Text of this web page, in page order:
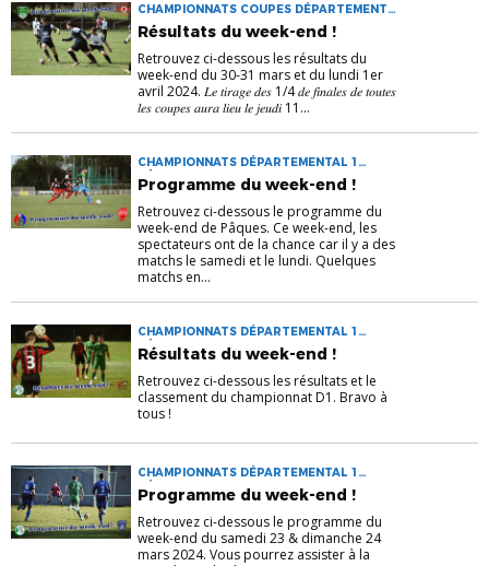
CHAMPIONNATS COUPES DÉPARTEMENTAL
1
Résultats du week-end !
Retrouvez ci-dessous les résultats du
week-end du 30-31 mars et du lundi 1er
avril 2024. 𝐿𝑒 𝑡𝑖𝑟𝑎𝑔𝑒 𝑑𝑒𝑠 1/4 𝑑𝑒 𝑓𝑖𝑛𝑎𝑙𝑒𝑠 𝑑𝑒 𝑡𝑜𝑢𝑡𝑒𝑠
𝑙𝑒𝑠 𝑐𝑜𝑢𝑝𝑒𝑠 𝑎𝑢𝑟𝑎 𝑙𝑖𝑒𝑢 𝑙𝑒 𝑗𝑒𝑢𝑑𝑖 11...
CHAMPIONNATS DÉPARTEMENTAL 1
DÉPARTEMENTAL 1F
Programme du week-end !
Retrouvez ci-dessous le programme du
week-end de Pâques. Ce week-end, les
spectateurs ont de la chance car il y a des
matchs le samedi et le lundi. Quelques
matchs en...
CHAMPIONNATS DÉPARTEMENTAL 1
DÉPARTEMENTAL 1F
Résultats du week-end !
Retrouvez ci-dessous les résultats et le
classement du championnat D1. Bravo à
tous !
CHAMPIONNATS DÉPARTEMENTAL 1
DÉPARTEMENTAL 1F
Programme du week-end !
Retrouvez ci-dessous le programme du
week-end du samedi 23 & dimanche 24
mars 2024. Vous pourrez assister à la